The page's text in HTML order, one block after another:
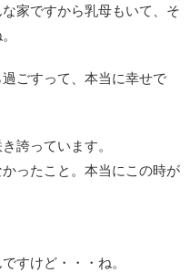
家ですから乳母もいて、そ
ごすって、本当に幸せで
誇っています。
ったこと。本当にこの時が
すけど・・・ね。